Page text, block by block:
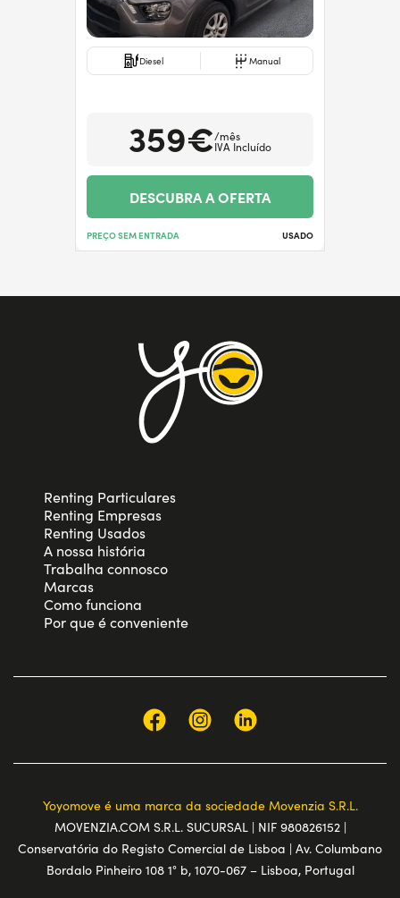
Diesel Manual
359€/mês
IVA Incluído
DESCUBRA A OFERTA
PREÇO SEM ENTRADA USADO
Renting Particulares
Renting Empresas
Renting Usados
A nossa história
Trabalha connosco
Marcas
Como funciona
Por que é conveniente
Yoyomove é uma marca da sociedade Movenzia S.R.L.
MOVENZIA.COM S.R.L. SUCURSAL | NIF 980826152 |
Conservatória do Registo Comercial de Lisboa | Av. Columbano
Bordalo Pinheiro 108 1° b, 1070-067 – Lisboa, Portugal